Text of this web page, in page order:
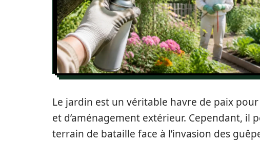
Le jardin est un véritable havre de paix
et d’aménagement extérieur. Cependant,
terrain de bataille face à l’invasion des